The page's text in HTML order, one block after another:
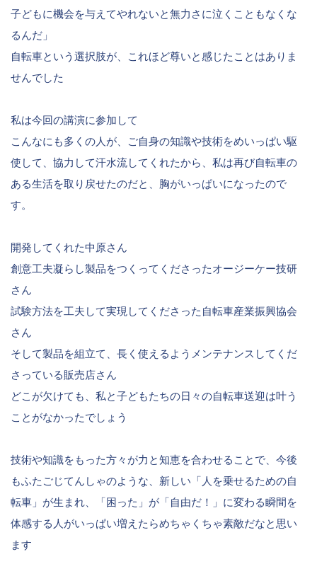
子どもに機会を与えてやれないと無力さに泣くこともなくな
るんだ」
自転車という選択肢が、これほど尊いと感じたことはありま
せんでした
私は今回の講演に参加して
こんなにも多くの人が、ご自身の知識や技術をめいっぱい駆
使して、協力して汗水流してくれたから、私は再び自転車の
ある生活を取り戻せたのだと、胸がいっぱいになったので
す。
開発してくれた中原さん
創意工夫凝らし製品をつくってくださったオージーケー技研
さん
試験方法を工夫して実現してくださった自転車産業振興協会
さん
そして製品を組立て、長く使えるようメンテナンスしてくだ
さっている販売店さん
どこが欠けても、私と子どもたちの日々の自転車送迎は叶う
ことがなかったでしょう
技術や知識をもった方々が力と知恵を合わせることで、今後
もふたごじてんしゃのような、新しい「人を乗せるための自
転車」が生まれ、「困った」が「自由だ！」に変わる瞬間を
体感する人がいっぱい増えたらめちゃくちゃ素敵だなと思い
ます